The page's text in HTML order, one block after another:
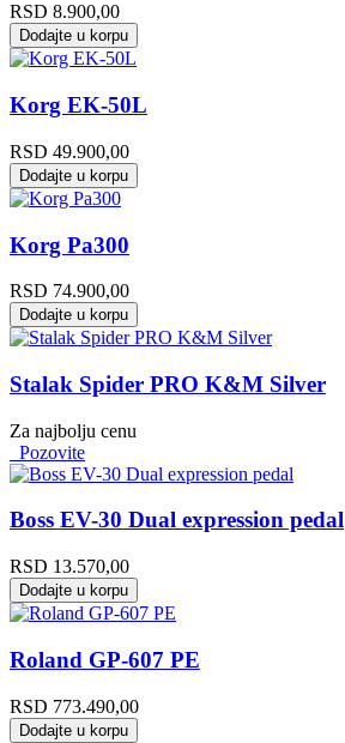
RSD 8.900,00
Dodajte u korpu
Korg EK-50L
RSD 49.900,00
Dodajte u korpu
Korg Pa300
RSD 74.900,00
Dodajte u korpu
Stalak Spider PRO K&M Silver
Za najbolju cenu
Pozovite
Boss EV-30 Dual expression pedal
RSD 13.570,00
Dodajte u korpu
Roland GP-607 PE
RSD 773.490,00
Dodajte u korpu